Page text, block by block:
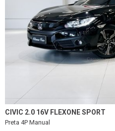
CIVIC 2.0 16V FLEXONE SPORT
Preta 4P Manual